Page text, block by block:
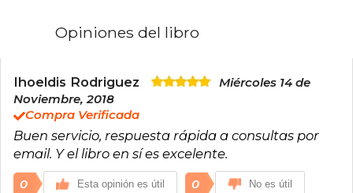
Opiniones del libro
Ihoeldis Rodriguez
Miércoles 14 de
Noviembre, 2018
Compra Verificada
Buen servicio, respuesta rápida a consultas por
email. Y el libro en sí es excelente.
0 Esta opinión es útil 0 No es útil